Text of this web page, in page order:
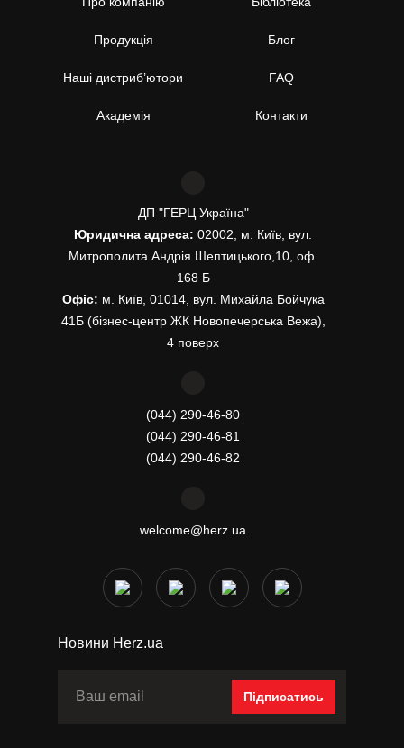
Продукція
Наші дистриб’ютори
Академія
Блог
FAQ
Контакти
ДП "ГЕРЦ Україна"
Юридична адреса: 02002, м. Київ, вул.
Митрополита Андрія Шептицького,10, оф.
168 Б
Офіс: м. Київ, 01014, вул. Михайла Бойчука
41Б (бізнес-центр ЖК Новопечерська Вежа),
4 поверх
(044) 290-46-80
(044) 290-46-81
(044) 290-46-82
welcome@herz.ua
Новини Herz.ua
Підписатись